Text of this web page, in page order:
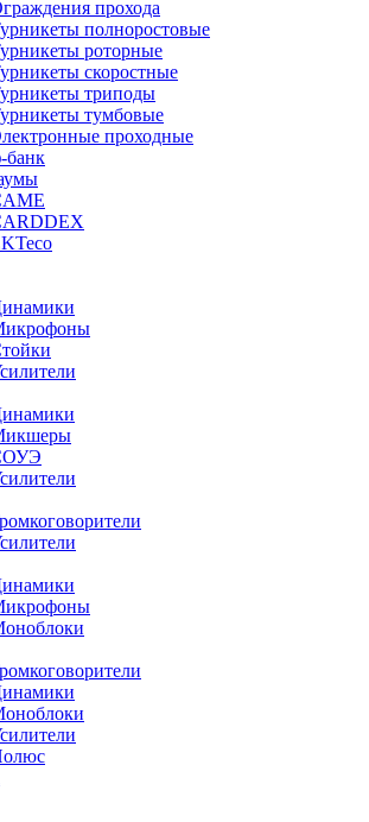
прохода
полноростовые
роторные
скоростные
триподы
тумбовые
проходные